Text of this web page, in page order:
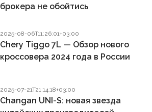
брокера не обойтись
2025-08-06T11:26:01+03:00
Chery Tiggo 7L — Обзор нового
кроссовера 2024 года в России
2025-07-21T21:14:18+03:00
Changan UNI-S: новая звезда